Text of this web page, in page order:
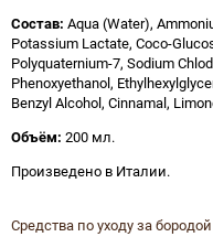
Состав: Aqua (Water),
Potassium Lactate, Coco-
Polyquaternium-7, Sodium
Phenoxyethanol,
Benzyl Alcohol, Cinnamal,
Объём: 200 мл.
Произведено в Италии.
Средства по уходу за